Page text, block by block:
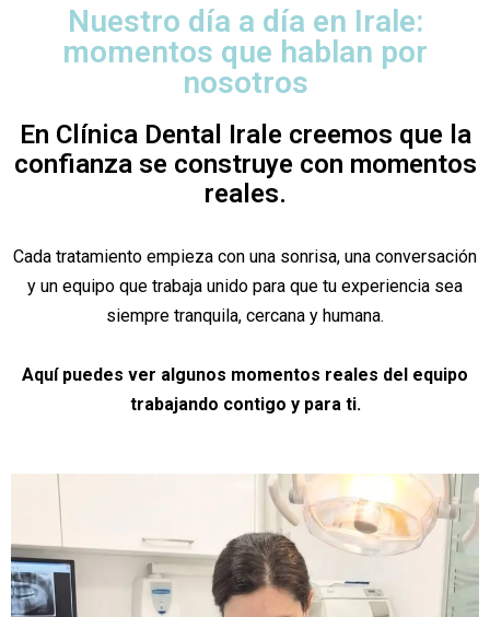
Nuestro día a día en Irale:
momentos que hablan por
nosotros
En Clínica Dental Irale creemos que la
confianza se construye con momentos
reales.
Cada tratamiento empieza con una sonrisa, una conversación
y un equipo que trabaja unido para que tu experiencia sea
siempre tranquila, cercana y humana.
Aquí puedes ver algunos momentos reales del equipo
trabajando contigo y para ti.